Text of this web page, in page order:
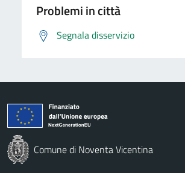
Problemi in città
Segnala disservizio
Comune di Noventa Vicentina